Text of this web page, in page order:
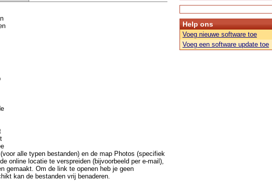
alle typen bestanden) en de map Photos (specifiek
online locatie te verspreiden (bijvoorbeeld per e-mail),
gemaakt. Om de link te openen heb je geen
kan de bestanden vrij benaderen.
Help ons
Voeg nieuwe software toe
Voeg een software update toe